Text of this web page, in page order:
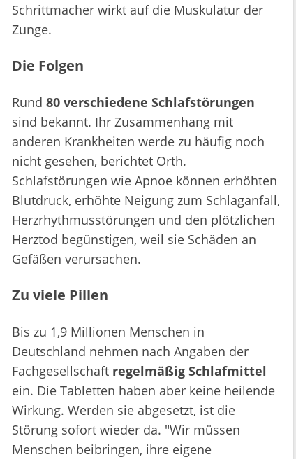
Schrittmacher wirkt auf die Muskulatur der
Zunge.
Die Folgen
Rund 80 verschiedene Schlafstörungen
sind bekannt. Ihr Zusammenhang mit
anderen Krankheiten werde zu häufig noch
nicht gesehen, berichtet Orth.
Schlafstörungen wie Apnoe können erhöhten
Blutdruck, erhöhte Neigung zum Schlaganfall,
Herzrhythmusstörungen und den plötzlichen
Herztod begünstigen, weil sie Schäden an
Gefäßen verursachen.
Zu viele Pillen
Bis zu 1,9 Millionen Menschen in
Deutschland nehmen nach Angaben der
Fachgesellschaft regelmäßig Schlafmittel
ein. Die Tabletten haben aber keine heilende
Wirkung. Werden sie abgesetzt, ist die
Störung sofort wieder da. "Wir müssen
Menschen beibringen, ihre eigene